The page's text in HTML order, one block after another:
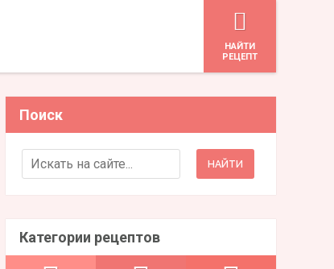
HАЙТИ
РЕЦЕПТ
Поиск
Search for:
Категории рецептов